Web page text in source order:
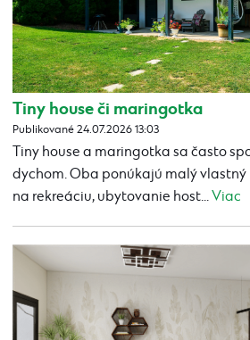
Tiny house či maringotka
Publikované 24.07.2026 13:03
Tiny house a maringotka sa často
dychom. Oba ponúkajú malý vlastný
na rekreáciu, ubytovanie host...Viac